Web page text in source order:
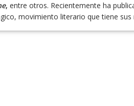
, entre otros. Recientemente ha
movimiento literario que tiene